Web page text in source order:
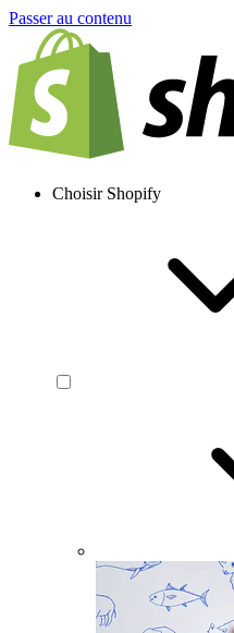
Passer au contenu
Choisir Shopify